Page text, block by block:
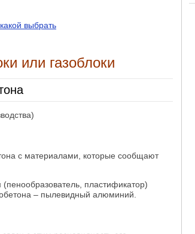
выбрать
или газоблоки
с материалами, которые сообщают
пластификатор)
– пылевидный алюминий.